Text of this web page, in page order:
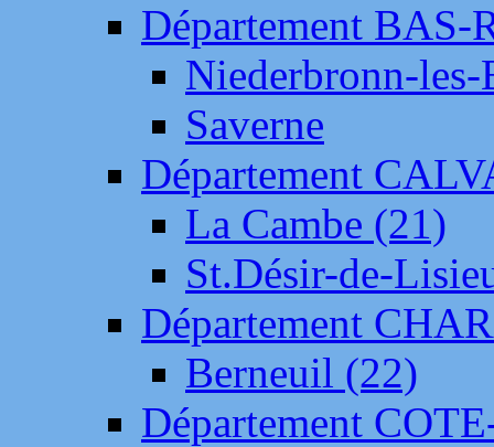
Département BAS-
Niederbronn-
Saverne
Département
La Cambe (21)
St.Désir-de-
Département
Berneuil (22)
Département